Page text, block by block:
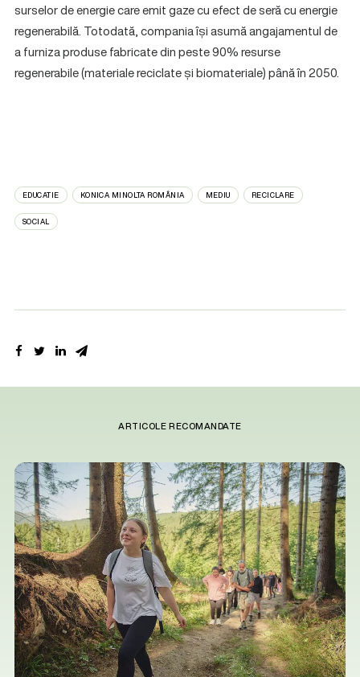
surselor de energie care emit gaze cu efect de seră cu energie
regenerabilă. Totodată, compania își asumă angajamentul de
a furniza produse fabricate din peste 90% resurse
regenerabile (materiale reciclate și biomateriale) până în 2050.
EDUCATIE KONICA MINOLTA ROMÂNIA MEDIU RECICLARE
SOCIAL
ARTICOLE RECOMANDATE